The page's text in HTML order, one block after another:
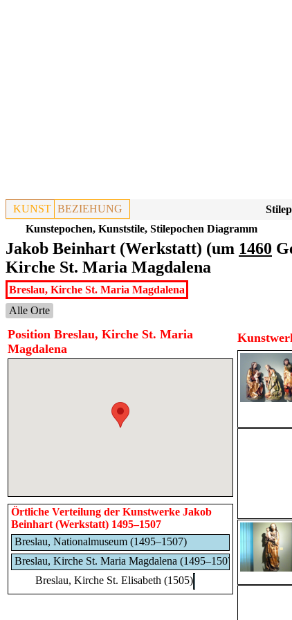
KUNST BEZIEHUNG
Kunstepochen, Kunststile, Stilepochen Diagramm
Jakob Beinhart (Werkstatt) (um 1460
Kirche St. Maria Magdalena
Breslau, Kirche St. Maria Magdalena
Alle Orte
Position Breslau, Kirche St. Maria
Magdalena
Örtliche Verteilung der Kunstwerke Jakob
Beinhart (Werkstatt) 1495–1507
Breslau, Nationalmuseum (1495–1507)
Breslau, Kirche St. Maria Magdalena (1495–1507)
Breslau, Kirche St. Elisabeth (1505)